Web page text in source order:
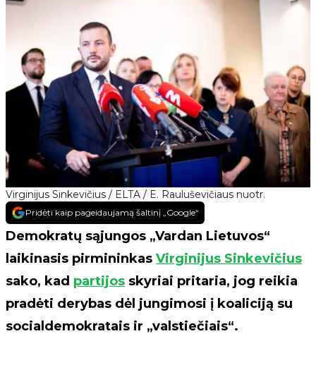
Virginijus Sinkevičius / ELTA / E. Rauluševičiaus nuotr.
Pridėti kaip pageidaujamą šaltinį „Google“
Demokratų sąjungos „Vardan Lietuvos“
laikinasis pirmininkas Virginijus Sinkevičius
sako, kad partijos skyriai pritaria, jog reikia
pradėti derybas dėl jungimosi į koaliciją su
socialdemokratais ir „valstiečiais“.